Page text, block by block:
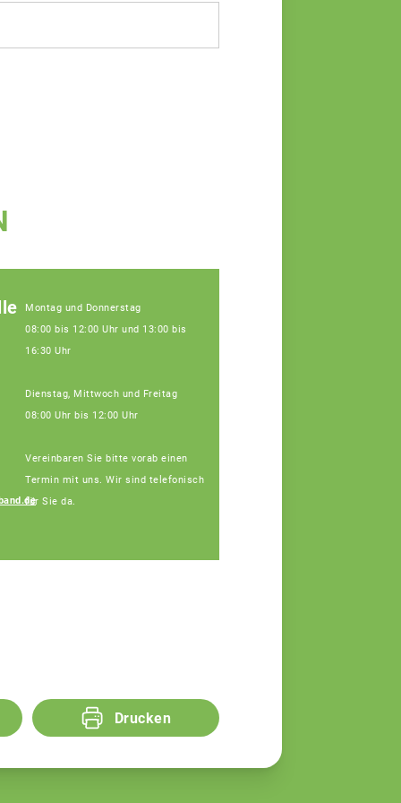
Montag und Donnerstag
08:00 bis 12:00 Uhr und 13:00 bis
16:30 Uhr
Dienstag, Mittwoch und Freitag
08:00 Uhr bis 12:00 Uhr
Vereinbaren Sie bitte vorab einen
Termin mit uns. Wir sind telefonisch
für Sie da.
Drucken